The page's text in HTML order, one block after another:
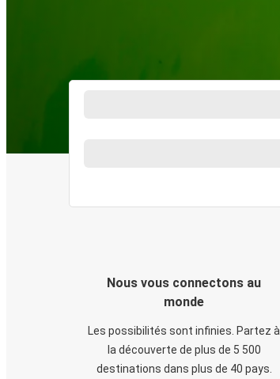
Nous vous connectons au
monde
Les possibilités sont infinies. Partez à
la découverte de plus de 5 500
destinations dans plus de 40 pays.